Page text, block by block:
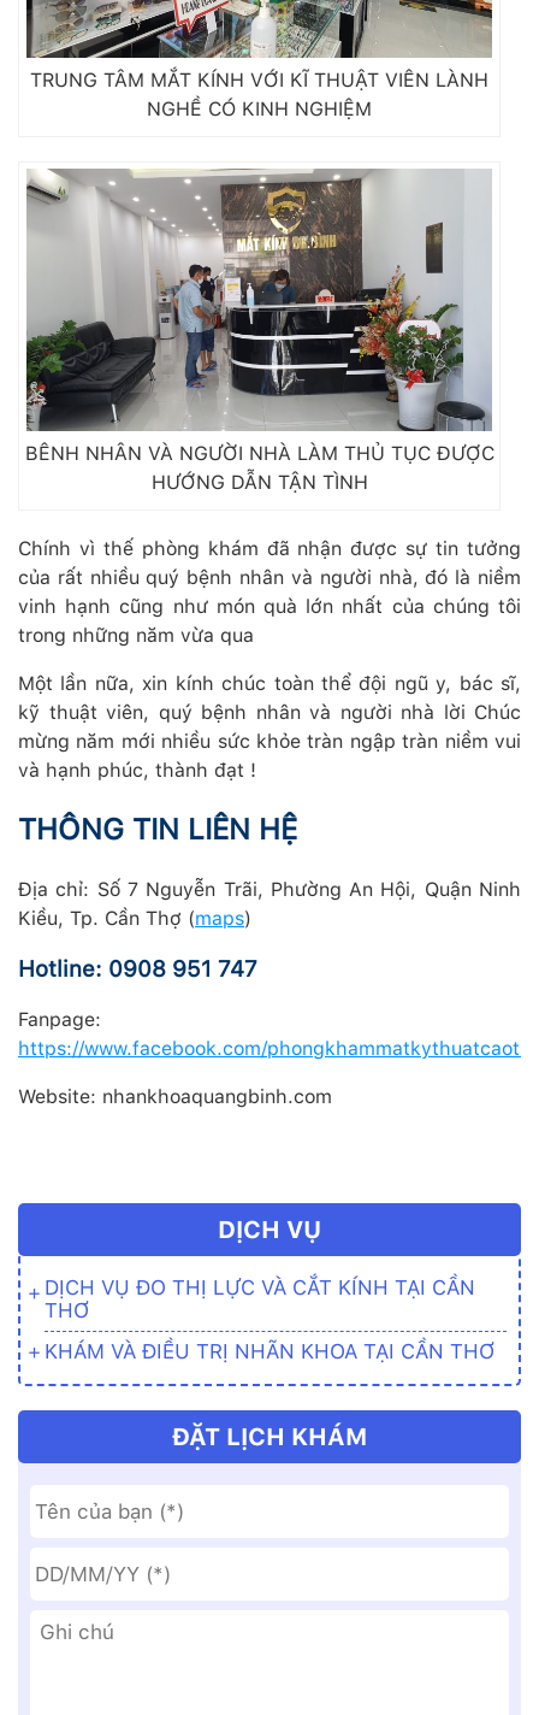
TRUNG TÂM MẮT KÍNH VỚI KĨ THUẬT VIÊN LÀNH
NGHỀ CÓ KINH NGHIỆM
BÊNH NHÂN VÀ NGƯỜI NHÀ LÀM THỦ TỤC ĐƯỢC
HƯỚNG DẪN TẬN TÌNH
Chính vì thế phòng khám đã nhận được sự tin tưởng
của rất nhiều quý bệnh nhân và người nhà, đó là niềm
vinh hạnh cũng như món quà lớn nhất của chúng tôi
trong những năm vừa qua
Một lần nữa, xin kính chúc toàn thể đội ngũ y, bác sĩ,
kỹ thuật viên, quý bệnh nhân và người nhà lời Chúc
mừng năm mới nhiều sức khỏe tràn ngập tràn niềm vui
và hạnh phúc, thành đạt !
THÔNG TIN LIÊN HỆ
Địa chỉ: Số 7 Nguyễn Trãi, Phường An Hội, Quận Ninh
Kiều, Tp. Cần Thợ (maps)
Hotline: 0908 951 747
Fanpage:
https://www.facebook.com/
Website: nhankhoaquangbinh.com
DỊCH VỤ
DỊCH VỤ ĐO THỊ LỰC VÀ CẮT KÍNH TẠI CẦN
THƠ
KHÁM VÀ ĐIỀU TRỊ NHÃN KHOA TẠI CẦN THƠ
ĐẶT LỊCH KHÁM
Format: